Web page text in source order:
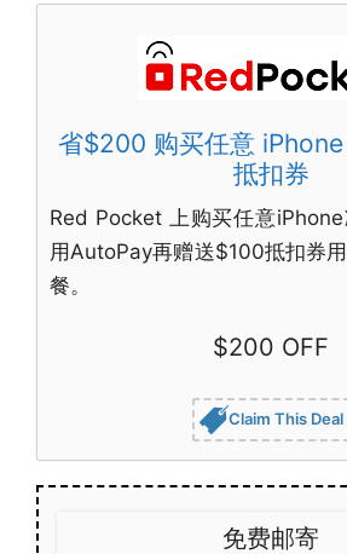
省$200 购买任意
抵扣券
Red Pocket 上购买任意
用AutoPay再赠送$100抵扣券
餐。
$200 OFF
Claim This Deal
免费邮寄